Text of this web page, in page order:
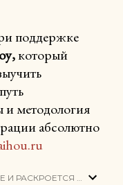
поддержке
который
и методология
абсолютно